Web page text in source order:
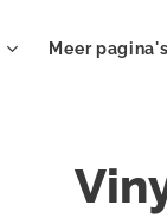
Meer pagina's